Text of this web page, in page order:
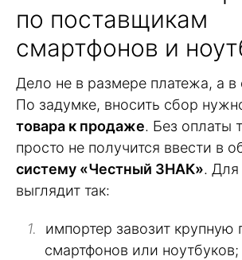
по поставщикам
смартфонов и
Дело не в размере платежа, а в
По задумке, вносить сбор
товара к продаже. Без оплаты
просто не получится ввести в
систему «Честный ЗНАК». Для
выглядит так:
импортер завозит крупную
смартфонов или ноутбуков;